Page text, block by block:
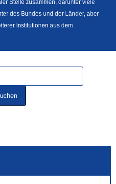
Stelle zusammen, darunter viele
des Bundes und der Länder, aber
Institutionen aus dem